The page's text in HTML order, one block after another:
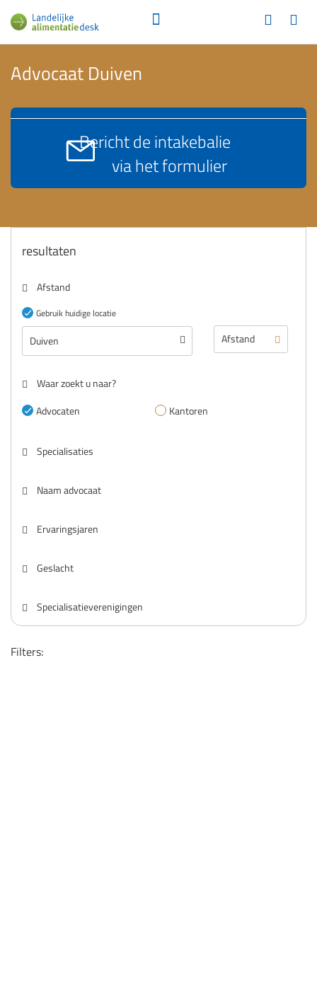
Advocaat Duiven
Bericht de intakebalie
via het formulier
resultaten
Afstand
Gebruik huidige locatie
Waar zoekt u naar?
Advocaten
Kantoren
Specialisaties
Naam advocaat
Ervaringsjaren
Geslacht
Specialisatieverenigingen
Filters: